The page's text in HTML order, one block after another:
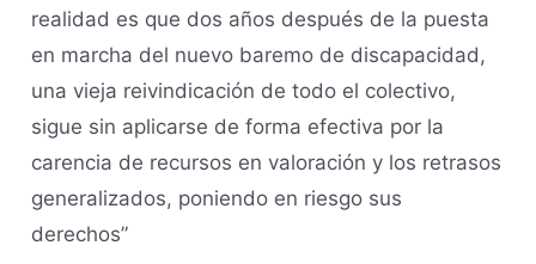
realidad es que dos años después de la puesta
en marcha del nuevo baremo de discapacidad,
una vieja reivindicación de todo el colectivo,
sigue sin aplicarse de forma efectiva por la
carencia de recursos en valoración y los retrasos
generalizados, poniendo en riesgo sus
derechos”